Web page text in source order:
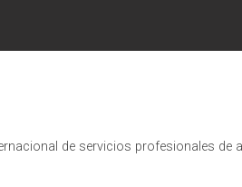
de servicios profesionales